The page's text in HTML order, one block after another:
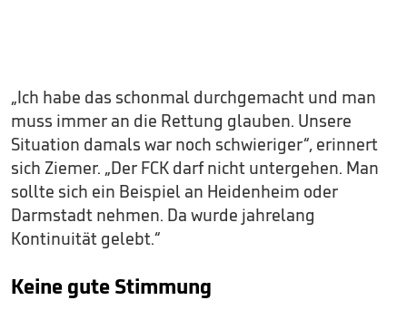
„Ich habe das schonmal durchgemacht und man
muss immer an die Rettung glauben. Unsere
Situation damals war noch schwieriger“, erinnert
sich Ziemer. „Der FCK darf nicht untergehen. Man
sollte sich ein Beispiel an Heidenheim oder
Darmstadt nehmen. Da wurde jahrelang
Kontinuität gelebt.“
Keine gute Stimmung